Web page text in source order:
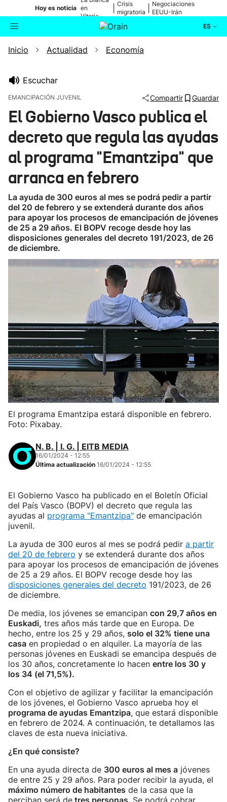
Hoy es noticia en
Vitoria-
Gasteiz
Crisis
migratoria
Negociaciones
EEUU-Irán
ES
Buscador Actualidad
Ikusmiran
Eguraldia
Inicio Actualidad Economía
Escuchar
EMANCIPACIÓN JUVENIL Compartir Guardar
El Gobierno Vasco publica el
decreto que regula las ayudas
al programa "Emantzipa" que
arranca en febrero
La ayuda de 300 euros al mes se podrá pedir a partir
del 20 de febrero y se extenderá durante dos años
para apoyar los procesos de emancipación de jóvenes
de 25 a 29 años. El BOPV recoge desde hoy las
disposiciones generales del decreto 191/2023, de 26
de diciembre.
El programa Emantzipa estará disponible en febrero.
Foto: Pixabay.
N. B. | I. G. | EITB MEDIA
16/01/2024 - 12:55
Última actualización 16/01/2024 - 12:55
El Gobierno Vasco ha publicado en el Boletín Oficial
del País Vasco (BOPV) el decreto que regula las
ayudas al programa "Emantzipa" de emancipación
juvenil.
La ayuda de 300 euros al mes se podrá pedir a partir
del 20 de febrero y se extenderá durante dos años
para apoyar los procesos de emancipación de jóvenes
de 25 a 29 años. El BOPV recoge desde hoy las
disposiciones generales del decreto 191/2023, de 26
de diciembre.
De media, los jóvenes se emancipan con 29,7 años en
Euskadi, tres años más tarde que en Europa. De
hecho, entre los 25 y 29 años, solo el 32% tiene una
casa en propiedad o en alquiler. La mayoría de las
personas jóvenes en Euskadi se emancipa después de
los 30 años, concretamente lo hacen entre los 30 y
los 34 (el 71,5%).
Con el objetivo de agilizar y facilitar la emancipación
de los jóvenes, el Gobierno Vasco aprueba hoy el
programa de ayudas Emantzipa, que estará disponible
en febrero de 2024. A continuación, te detallamos las
claves de esta nueva iniciativa.
¿En qué consiste?
En una ayuda directa de 300 euros al mes a jóvenes
de entre 25 y 29 años. Para poder recibir la ayuda, el
máximo número de habitantes de la casa que la
perciban será de tres personas. Se podrá cobrar